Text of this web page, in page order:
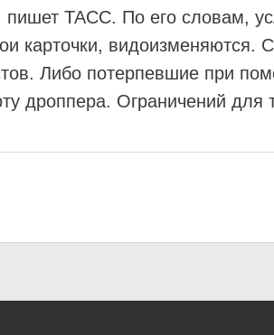
ТАСС. По его словам,
карточки, видоизменяются.
Либо потерпевшие при
дроппера. Ограничений для